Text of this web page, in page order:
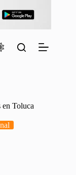
en Toluca